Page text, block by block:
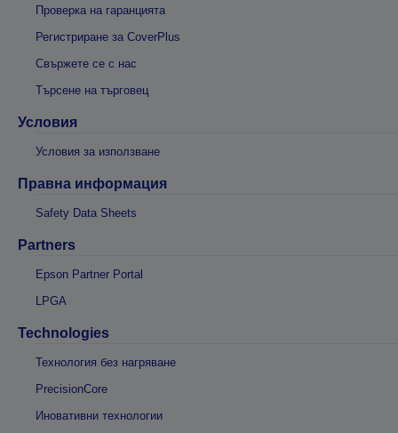
Проверка на гаранцията
Регистриране за CoverPlus
Свържете се с нас
Търсене на търговец
Условия
Условия за използване
Правна информация
Safety Data Sheets
Partners
Epson Partner Portal
LPGA
Technologies
Технология без нагряване
PrecisionCore
Иновативни технологии